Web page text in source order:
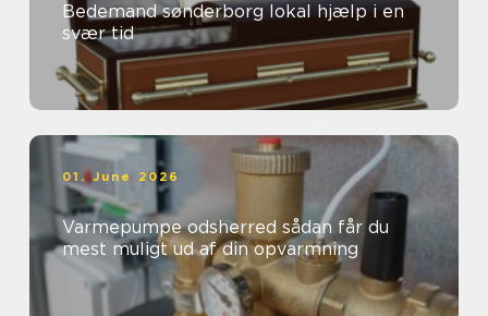
Bedemand sønderborg lokal hjælp i en
svær tid
01. June 2026
Varmepumpe odsherred sådan får du
mest muligt ud af din opvarmning